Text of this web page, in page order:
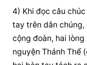
4) Khi đọc câu chúc
tay trên dân
cộng đoàn, hai
nguyện Thánh Thể